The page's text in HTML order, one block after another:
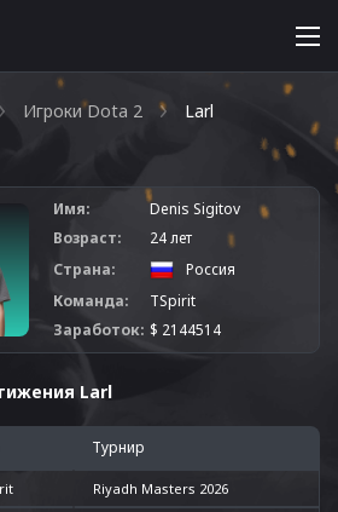
Игроки Dota 2 Larl
Имя:
Denis Sigitov
Возраст:
24 лет
Страна:
Россия
Команда:
TSpirit
Заработок: $ 2144514
Larl
Турнир
Riyadh Masters 2026